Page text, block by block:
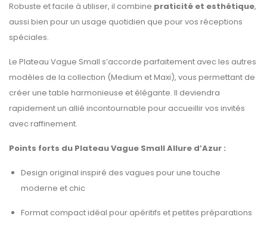
Robuste et facile à utiliser, il combine praticité et esthétique,
aussi bien pour un usage quotidien que pour vos réceptions
spéciales.
Le Plateau Vague Small s’accorde parfaitement avec les autres
modèles de la collection (Medium et Maxi), vous permettant de
créer une table harmonieuse et élégante. Il deviendra
rapidement un allié incontournable pour accueillir vos invités
avec raffinement.
Points forts du Plateau Vague Small Allure d’Azur :
Design original inspiré des vagues pour une touche
moderne et chic
Format compact idéal pour apéritifs et petites préparations